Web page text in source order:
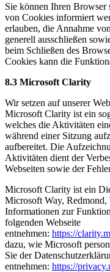
Sie können Ihren Browser
von Cookies informiert
erlauben, die Annahme
generell ausschließen
beim Schließen des
Cookies kann die
8.3 Microsoft Clarity
Wir setzen auf unserer
Microsoft Clarity ist ein
welches die Aktivitäten
während einer Sitzung
aufbereitet. Die
Aktivitäten dient der
Webseiten sowie der
Microsoft Clarity ist ein
Microsoft Way,
Informationen zur
folgenden Webseite
entnehmen: https://
dazu, wie Microsoft
Sie der
entnehmen: https://